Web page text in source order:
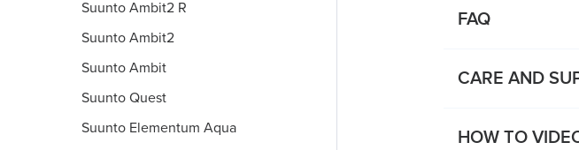
Suunto Ambit2 R
Suunto Ambit2
Suunto Ambit
Suunto Quest
Suunto Elementum Aqua
FAQ
CARE AND
HOW TO